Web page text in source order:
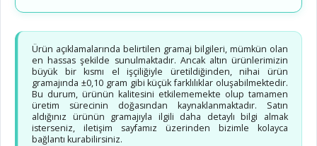
Ürün açıklamalarında belirtilen gramaj bilgileri, mümkün olan
en hassas şekilde sunulmaktadır. Ancak altın ürünlerimizin
büyük bir kısmı el işçiliğiyle üretildiğinden, nihai ürün
gramajında ±0,10 gram gibi küçük farklılıklar oluşabilmektedir.
Bu durum, ürünün kalitesini etkilememekte olup tamamen
üretim sürecinin doğasından kaynaklanmaktadır. Satın
aldığınız ürünün gramajıyla ilgili daha detaylı bilgi almak
isterseniz, iletişim sayfamız üzerinden bizimle kolayca
bağlantı kurabilirsiniz.